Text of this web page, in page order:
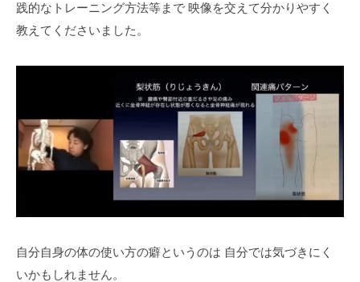
践的なトレーニング方法等まで 映像を交えて分かりやすく
教えてくださいました。
自分自身の体の使い方の癖というのは 自分では気づきにく
いかもしれません。